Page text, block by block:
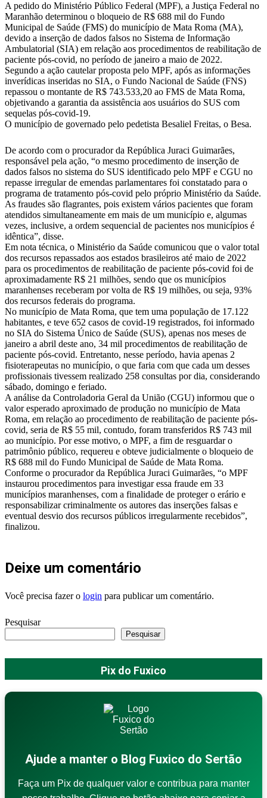
A pedido do Ministério Público Federal (MPF), a Justiça Federal no
Maranhão determinou o bloqueio de R$ 688 mil do Fundo
Municipal de Saúde (FMS) do município de Mata Roma (MA),
devido a inserção de dados falsos no Sistema de Informação
Ambulatorial (SIA) em relação aos procedimentos de reabilitação de
paciente pós-covid, no período de janeiro a maio de 2022.
Segundo a ação cautelar proposta pelo MPF, após as informações
inverídicas inseridas no SIA, o Fundo Nacional de Saúde (FNS)
repassou o montante de R$ 743.533,20 ao FMS de Mata Roma,
objetivando a garantia da assistência aos usuários do SUS com
sequelas pós-covid-19.
O município de governado pelo pedetista Besaliel Freitas, o Besa.
De acordo com o procurador da República Juraci Guimarães,
responsável pela ação, “o mesmo procedimento de inserção de
dados falsos no sistema do SUS identificado pelo MPF e CGU no
repasse irregular de emendas parlamentares foi constatado para o
programa de tratamento pós-covid pelo próprio Ministério da Saúde.
As fraudes são flagrantes, pois existem vários pacientes que foram
atendidos simultaneamente em mais de um município e, algumas
vezes, inclusive, a ordem sequencial de pacientes nos municípios é
idêntica”, disse.
Em nota técnica, o Ministério da Saúde comunicou que o valor total
dos recursos repassados aos estados brasileiros até maio de 2022
para os procedimentos de reabilitação de paciente pós-covid foi de
aproximadamente R$ 21 milhões, sendo que os municípios
maranhenses receberam por volta de R$ 19 milhões, ou seja, 93%
dos recursos federais do programa.
No município de Mata Roma, que tem uma população de 17.122
habitantes, e teve 652 casos de covid-19 registrados, foi informado
no SIA do Sistema Único de Saúde (SUS), apenas nos meses de
janeiro a abril deste ano, 34 mil procedimentos de reabilitação de
paciente pós-covid. Entretanto, nesse período, havia apenas 2
fisioterapeutas no município, o que faria com que cada um desses
profissionais tivessem realizado 258 consultas por dia, considerando
sábado, domingo e feriado.
A análise da Controladoria Geral da União (CGU) informou que o
valor esperado aproximado de produção no município de Mata
Roma, em relação ao procedimento de reabilitação de paciente pós-
covid, seria de R$ 55 mil, contudo, foram transferidos R$ 743 mil
ao município. Por esse motivo, o MPF, a fim de resguardar o
patrimônio público, requereu e obteve judicialmente o bloqueio de
R$ 688 mil do Fundo Municipal de Saúde de Mata Roma.
Conforme o procurador da República Juraci Guimarães, “o MPF
instaurou procedimentos para investigar essa fraude em 33
municípios maranhenses, com a finalidade de proteger o erário e
responsabilizar criminalmente os autores das inserções falsas e
eventual desvio dos recursos públicos irregularmente recebidos”,
finalizou.
Deixe um comentário
Você precisa fazer o login para publicar um comentário.
Pesquisar
Pesquisar
Pix do Fuxico
Ajude a manter o Blog Fuxico do Sertão
Faça um Pix de qualquer valor e contribua para manter